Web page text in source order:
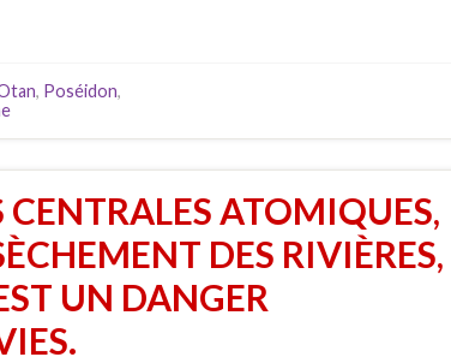
, Poséidon,
CENTRALES ATOMIQUES,
DES RIVIÈRES,
UN DANGER